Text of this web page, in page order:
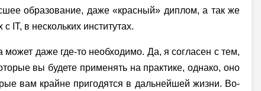
образование, даже «красный» диплом, а так же
IT, в нескольких институтах.
даже где-то необходимо. Да, я согласен с тем,
вы будете применять на практике, однако, оно
вам крайне пригодятся в дальнейшей жизни. Во-